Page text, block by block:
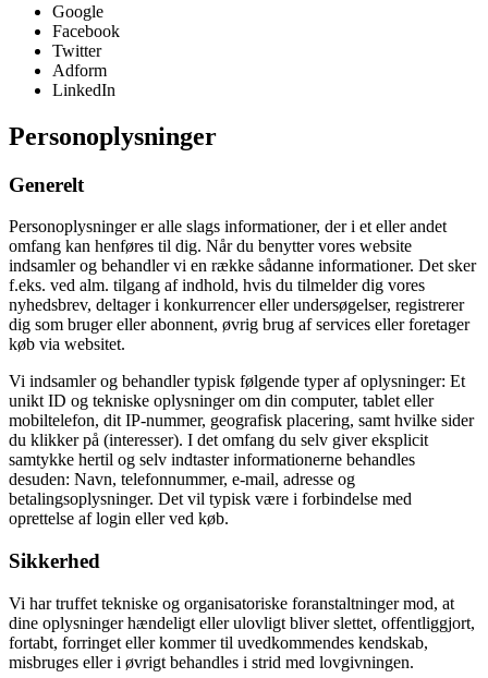
Google
Facebook
Twitter
Adform
LinkedIn
Personoplysninger
Generelt
Personoplysninger er alle slags informationer, der i et eller andet
omfang kan henføres til dig. Når du benytter vores website
indsamler og behandler vi en række sådanne informationer. Det sker
f.eks. ved alm. tilgang af indhold, hvis du tilmelder dig vores
nyhedsbrev, deltager i konkurrencer eller undersøgelser, registrerer
dig som bruger eller abonnent, øvrig brug af services eller foretager
køb via websitet.
Vi indsamler og behandler typisk følgende typer af oplysninger: Et
unikt ID og tekniske oplysninger om din computer, tablet eller
mobiltelefon, dit IP-nummer, geografisk placering, samt hvilke sider
du klikker på (interesser). I det omfang du selv giver eksplicit
samtykke hertil og selv indtaster informationerne behandles
desuden: Navn, telefonnummer, e-mail, adresse og
betalingsoplysninger. Det vil typisk være i forbindelse med
oprettelse af login eller ved køb.
Sikkerhed
Vi har truffet tekniske og organisatoriske foranstaltninger mod, at
dine oplysninger hændeligt eller ulovligt bliver slettet, offentliggjort,
fortabt, forringet eller kommer til uvedkommendes kendskab,
misbruges eller i øvrigt behandles i strid med lovgivningen.